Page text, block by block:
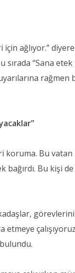
ağlıyor.”
sırada “Sana
rağmen
koruma. Bu vatan
bağırdı. Bu kişi
etmeye